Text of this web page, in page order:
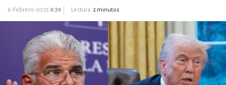
6-Febrero-2025 9:39 Lectura: 2 minutos